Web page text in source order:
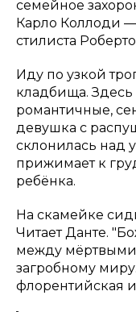
семейное
Карло Коллоди
стилиста
Иду по узкой
кладбища.
романтичные,
девушка с
склонилась над
прижимает к
ребёнка.
На скамейке
Читает Данте.
между
загробному
флорентийская